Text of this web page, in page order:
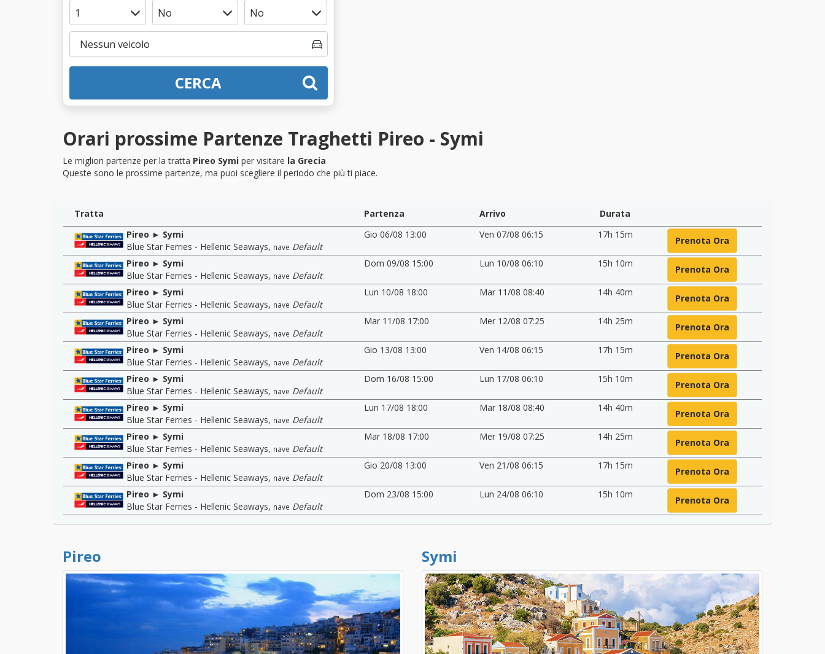
CERCA
Orari prossime Partenze Traghetti Pireo - Symi
Le migliori partenze per la tratta Pireo Symi per visitare la Grecia
Queste sono le prossime partenze, ma puoi scegliere il periodo che più ti piace.
Tratta Partenza Arrivo
Durata
Pireo ► Symi
Blue Star Ferries - Hellenic Seaways, nave Default
Gio 06/08 13:00 Ven 07/08 06:15 17h 15m
Prenota Ora
Pireo ► Symi
Blue Star Ferries - Hellenic Seaways, nave Default
Dom 09/08 15:00 Lun 10/08 06:10 15h 10m
Prenota Ora
Pireo ► Symi
Blue Star Ferries - Hellenic Seaways, nave Default
Lun 10/08 18:00 Mar 11/08 08:40 14h 40m
Prenota Ora
Pireo ► Symi
Blue Star Ferries - Hellenic Seaways, nave Default
Mar 11/08 17:00 Mer 12/08 07:25 14h 25m
Prenota Ora
Pireo ► Symi
Blue Star Ferries - Hellenic Seaways, nave Default
Gio 13/08 13:00 Ven 14/08 06:15 17h 15m
Prenota Ora
Pireo ► Symi
Blue Star Ferries - Hellenic Seaways, nave Default
Dom 16/08 15:00 Lun 17/08 06:10 15h 10m
Prenota Ora
Pireo ► Symi
Blue Star Ferries - Hellenic Seaways, nave Default
Lun 17/08 18:00 Mar 18/08 08:40 14h 40m
Prenota Ora
Pireo ► Symi
Blue Star Ferries - Hellenic Seaways, nave Default
Mar 18/08 17:00 Mer 19/08 07:25 14h 25m
Prenota Ora
Pireo ► Symi
Blue Star Ferries - Hellenic Seaways, nave Default
Gio 20/08 13:00 Ven 21/08 06:15 17h 15m
Prenota Ora
Pireo ► Symi
Blue Star Ferries - Hellenic Seaways, nave Default
Dom 23/08 15:00 Lun 24/08 06:10 15h 10m
Prenota Ora
Pireo Symi